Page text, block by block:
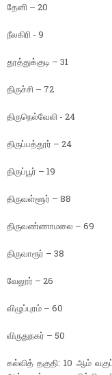
தேனி – 20
நீலகிரி - 9
தூத்துக்குடி – 31
திருச்சி – 72
திருநெல்வேலி - 24
திருப்பத்தூர் – 24
திருப்பூர் – 19
திருவள்ளூர் – 88
திருவண்ணாமலை – 69
திருவாரூர் – 38
வேலூர் – 26
விழுப்புரம் – 60
விருதுநகர் – 50
கல்வித் தகுதி: 10 ஆம்